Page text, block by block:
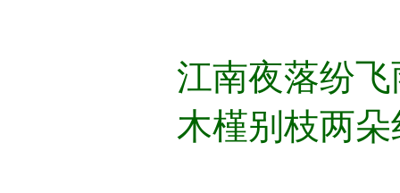
江南夜落纷
木槿别枝两